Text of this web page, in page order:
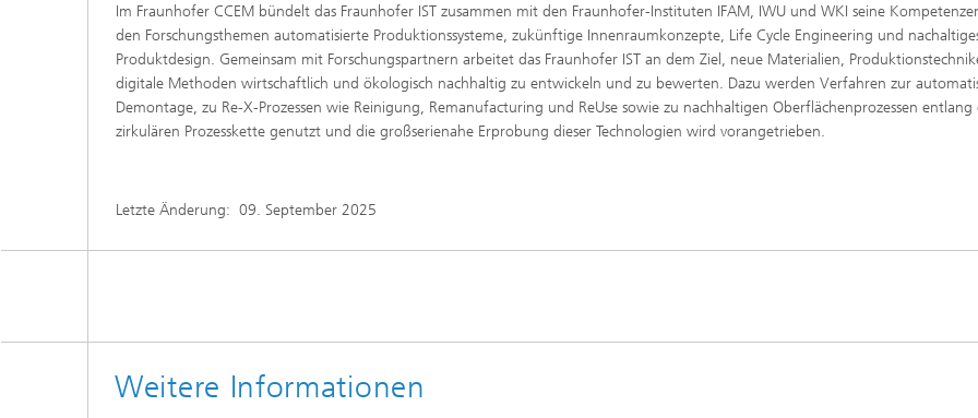
Im Fraunhofer CCEM bündelt das Fraunhofer IST zusammen mit den Fraunhofer-Instituten IFAM, IWU und WKI seine
den Forschungsthemen automatisierte Produktionssysteme, zukünftige Innenraumkonzepte, Life Cycle Engineering und
Produktdesign. Gemeinsam mit Forschungspartnern arbeitet das Fraunhofer IST an dem Ziel, neue Materialien,
digitale Methoden wirtschaftlich und ökologisch nachhaltig zu entwickeln und zu bewerten. Dazu werden Verfahren zur
Demontage, zu Re-X-Prozessen wie Reinigung, Remanufacturing und ReUse sowie zu nachhaltigen Oberflächenprozessen entlang
zirkulären Prozesskette genutzt und die großserienahe Erprobung dieser Technologien wird vorangetrieben.
Letzte Änderung: 09. September 2025
Weitere Informationen